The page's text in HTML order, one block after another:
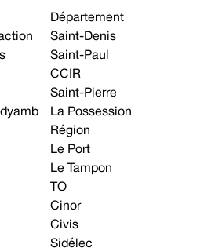
Département
Saint-Denis
Saint-Paul
CCIR
Saint-Pierre
La Possession
Région
Le Port
Le Tampon
TO
Cinor
Civis
Sidélec